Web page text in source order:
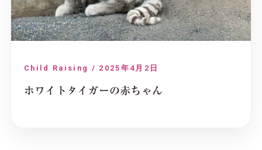
Child Raising / 2025年4月2日
ホワイトタイガーの赤ちゃん